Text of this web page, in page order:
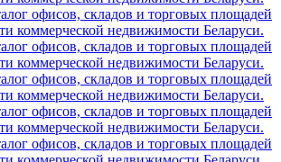
офисов, складов и торговых площадей
коммерческой недвижимости Беларуси.
офисов, складов и торговых площадей
коммерческой недвижимости Беларуси.
офисов, складов и торговых площадей
коммерческой недвижимости Беларуси.
офисов, складов и торговых площадей
коммерческой недвижимости Беларуси.
офисов, складов и торговых площадей